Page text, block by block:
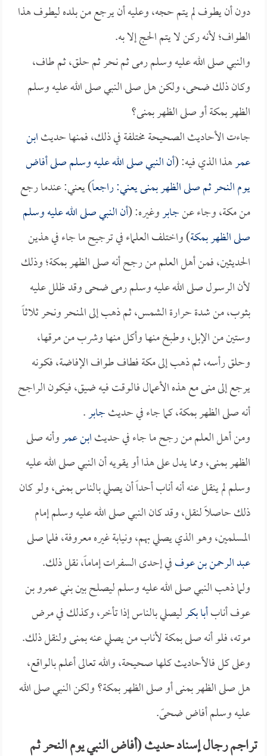
دون أن يطوف لم يتم حجه، وعليه أن يرجع من بلده ليطوف هذا
الطواف؛ لأنه ركن لا يتم الحج إلا به.
والنبي صلى الله عليه وسلم رمى ثم نحر ثم حلق، ثم طاف،
وكان ذلك ضحى، ولكن هل صلى النبي صلى الله عليه وسلم
الظهر بمكة أو صلى الظهر بمنى؟
جاءت الأحاديث الصحيحة مختلفة في ذلك، فمنها حديثابن
عمرهذا الذي فيه: (أن النبي صلى الله عليه وسلم صلى أفاض
يوم النحر ثم صلى الظهر بمنى يعني: راجعاً) يعني: عندما رجع
من مكة، وجاء عنجابروغيره: (أن النبي صلى الله عليه وسلم
صلى الظهر بمكة) واختلف العلماء في ترجيح ما جاء في هذين
الحديثين، فمن أهل العلم من رجح أنه صلى الظهر بمكة؛ وذلك
لأن الرسول صلى الله عليه وسلم رمى ضحى وقد ظلل عليه
بثوب، من شدة حرارة الشمس، ثم ذهب إلى المنحر ونحر ثلاثاً
وستين من الإبل، وطبخ منها وأكل منها وشرب من مرقها،
وحلق رأسه، ثم ذهب إلى مكة فطاف طواف الإفاضة، فكونه
يرجع إلى منى مع هذه الأعمال فالوقت فيه ضيق، فيكون الراجح
أنه صلى الظهر بمكة، كما جاء في حديثجابر.
ومن أهل العلم من رجح ما جاء في حديثابن عمروأنه صلى
الظهر بمنى، ومما يدل على هذا أو يقويه أن النبي صلى الله عليه
وسلم لم ينقل عنه أنه أناب أحداً أن يصلي بالناس بمنى، ولو كان
ذلك حاصلاً لنقل، وقد كان النبي صلى الله عليه وسلم إمام
المسلمين، وهو الذي يصلي بهم، ونيابة غيره معروفة، فلما صلى
عبد الرحمن بن عوففي إحدى السفرات إماماً، نقل ذلك.
ولما ذهب النبي صلى الله عليه وسلم ليصلح بين بني عمرو بن
عوف أنابأبا بكرليصلي بالناس إذا تأخر، وكذلك في مرض
موته، فلو أنه صلى بمكة لأناب من يصلي عنه بمنى ولنقل ذلك.
وعلى كل فالأحاديث كلها صحيحة، والله تعالى أعلم بالواقع،
هل صلى الظهر بمنى أو صلى الظهر بمكة؟ ولكن النبي صلى الله
عليه وسلم أفاض ضحىً.
تراجم رجال إسناد حديث (أفاض النبي يوم النحر ثم